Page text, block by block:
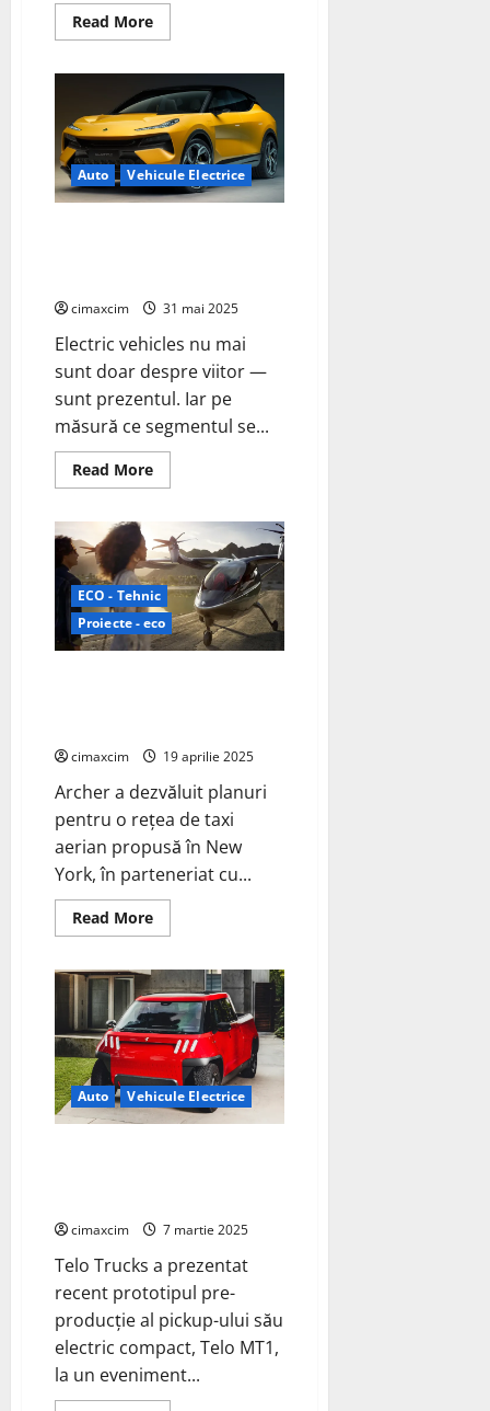
Read MoreRead
more
electric
YangWang
U9
Xtreme
devine
cea
mai
rapidă
mașină
Auto Vehicule Electrice
cimaxcim 31 mai 2025
Electric vehicles nu mai
sunt doar despre viitor —
sunt prezentul. Iar pe
măsură ce segmentul se...
Read MoreRead
more
Eletre:
SUV-
ul
electric
care
zguduie
tradiția
și
redefinește
ECO - Tehnic
Proiecte - eco
cimaxcim 19 aprilie 2025
Archer a dezvăluit planuri
pentru o rețea de taxi
aerian propusă în New
York, în parteneriat cu...
Read MoreRead
more
și
United
sunt
parteneri
pentru
rețeaua
de
taxi
aerian
electric
propusă
Auto Vehicule Electrice
cimaxcim 7 martie 2025
Telo Trucks a prezentat
recent prototipul pre-
producție al pickup-ului său
electric compact, Telo MT1,
la un eveniment...